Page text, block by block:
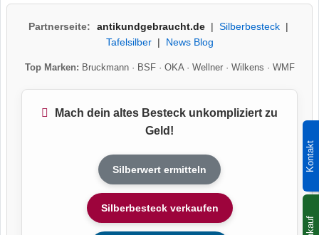
Kontakt
Partnerseite: antikundgebraucht.de| Silberbesteck|
Tafelsilber| News Blog
Top Marken: Bruckmann· BSF· OKA· Wellner· Wilkens · WMF
Mach dein altes Besteck unkompliziert zu
Geld!
Silberwert ermitteln
Silberbesteck verkaufen